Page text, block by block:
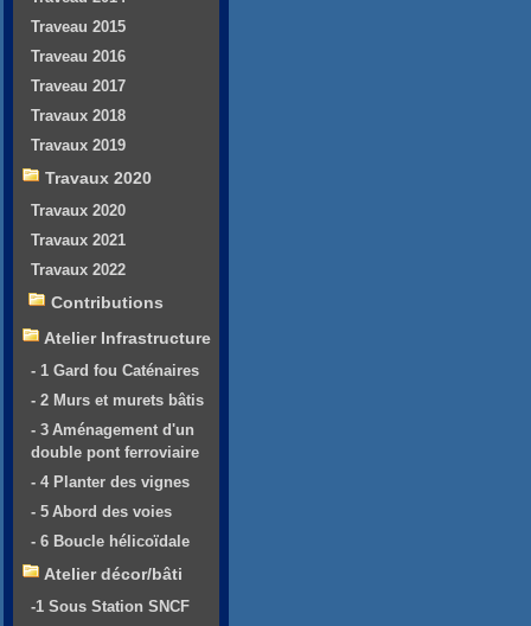
Traveau 2015
Traveau 2016
Traveau 2017
Travaux 2018
Travaux 2019
Travaux 2020
Travaux 2020
Travaux 2021
Travaux 2022
Contributions
Atelier Infrastructure
- 1 Gard fou Caténaires
- 2 Murs et murets bâtis
- 3 Aménagement d'un
double pont ferroviaire
- 4 Planter des vignes
- 5 Abord des voies
- 6 Boucle hélicoïdale
Atelier décor/bâti
-1 Sous Station SNCF